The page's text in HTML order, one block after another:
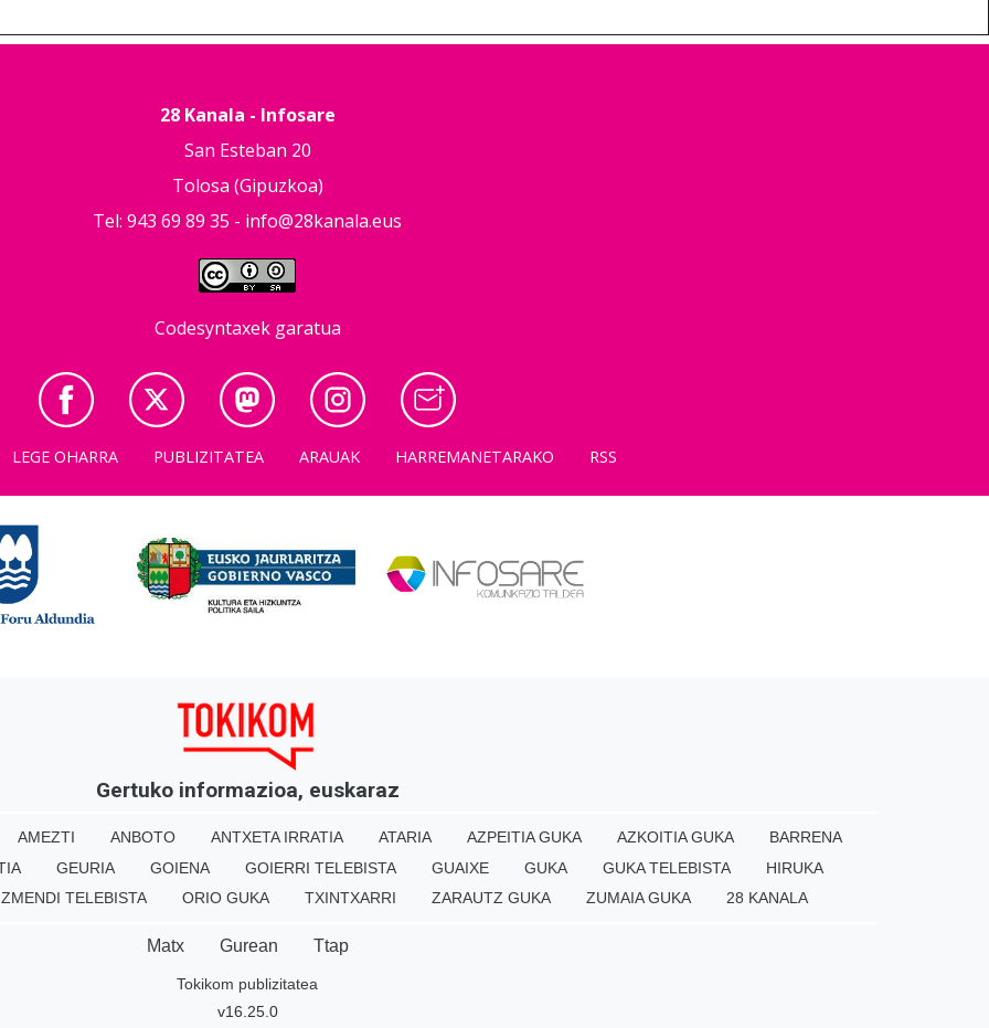
28 Kanala - Infosare
San Esteban 20
Tolosa (Gipuzkoa)
Tel: 943 69 89 35 - info@28kanala.eus
Codesyntaxek garatua
LEGE OHARRA PUBLIZITATEA ARAUAK HARREMANETARAKO RSS
Gertuko informazioa, euskaraz
AMEZTI ANBOTO ANTXETA IRRATIA ATARIA AZPEITIA GUKA AZKOITIA GUKA
BARRENA
GEURIA GOIENA GOIERRI TELEBISTA GUAIXE GUKA GUKA TELEBISTA
HIRUKA
TELEBISTA ORIO GUKA TXINTXARRI ZARAUTZ GUKA ZUMAIA GUKA 28 KANALA
Matx Gurean Ttap
Tokikom publizitatea
v16.25.0